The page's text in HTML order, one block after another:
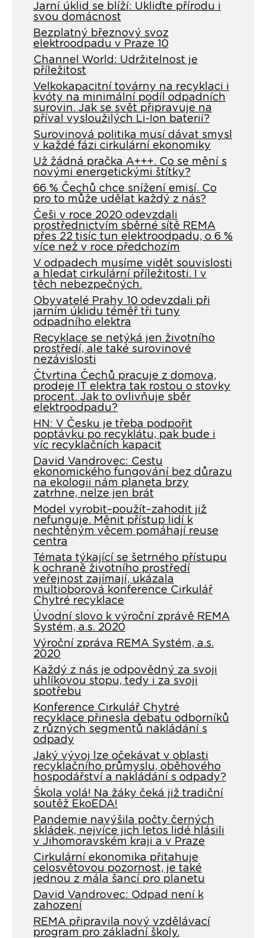
Jarní úklid se blíží: Ukliďte přírodu i
svou domácnost
Bezplatný březnový svoz
elektroodpadu v Praze 10
Channel World: Udržitelnost je
příležitost
Velkokapacitní továrny na recyklaci i
kvóty na minimální podíl odpadních
surovin. Jak se svět připravuje na
příval vysloužilých Li-Ion baterií?
Surovinová politika musí dávat smysl
v každé fázi cirkulární ekonomiky
Už žádná pračka A+++. Co se mění s
novými energetickými štítky?
66 % Čechů chce snížení emisí. Co
pro to může udělat každý z nás?
Češi v roce 2020 odevzdali
prostřednictvím sběrné sítě REMA
přes 22 tisíc tun elektroodpadu, o 6 %
více než v roce předchozím
V odpadech musíme vidět souvislosti
a hledat cirkulární příležitosti. I v
těch nebezpečných.
Obyvatelé Prahy 10 odevzdali při
jarním úklidu téměř tři tuny
odpadního elektra
Recyklace se netýká jen životního
prostředí, ale také surovinové
nezávislosti
Čtvrtina Čechů pracuje z domova,
prodeje IT elektra tak rostou o stovky
procent. Jak to ovlivňuje sběr
elektroodpadu?
HN: V Česku je třeba podpořit
poptávku po recyklátu, pak bude i
víc recyklačních kapacit
David Vandrovec: Cestu
ekonomického fungování bez důrazu
na ekologii nám planeta brzy
zatrhne, nelze jen brát
Model vyrobit–použít–zahodit již
nefunguje. Měnit přístup lidí k
nechtěným věcem pomáhají reuse
centra
Témata týkající se šetrného přístupu
k ochraně životního prostředí
veřejnost zajímají, ukázala
multioborová konference Cirkulář
Chytré recyklace
Úvodní slovo k výroční zprávě REMA
Systém, a.s. 2020
Výroční zpráva REMA Systém, a.s.
2020
Každý z nás je odpovědný za svoji
uhlíkovou stopu, tedy i za svoji
spotřebu
Konference Cirkulář Chytré
recyklace přinesla debatu odborníků
z různých segmentů nakládání s
odpady
Jaký vývoj lze očekávat v oblasti
recyklačního průmyslu, oběhového
hospodářství a nakládání s odpady?
Škola volá! Na žáky čeká již tradiční
soutěž EkoEDA!
Pandemie navýšila počty černých
skládek, nejvíce jich letos lidé hlásili
v Jihomoravském kraji a v Praze
Cirkulární ekonomika přitahuje
celosvětovou pozornost, je také
jednou z mála šancí pro planetu
David Vandrovec: Odpad není k
zahození
REMA připravila nový vzdělávací
program pro základní školy.